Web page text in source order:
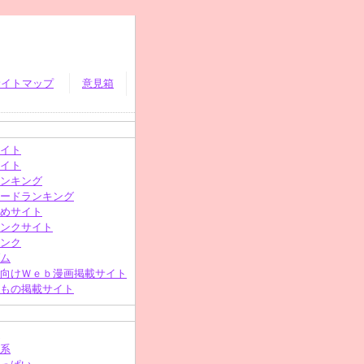
トマップ 意見箱
ト
ト
キング
ドランキング
サイト
クサイト
ク
けＷｅｂ漫画掲載サイト
の掲載サイト